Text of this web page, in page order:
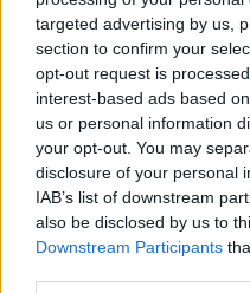
targeted advertising by us,
section to confirm your
opt-out request is
interest-based ads based
us or personal information
your opt-out. You may
disclosure of your personal
IAB’s list of downstream
also be disclosed by us to
Downstream Participants
Το έλλειμμα του
2.746,1 εκατ. ευρώ
Αύγουστο 2022,
τα πετρελαιοειδή
εκατ. ευρώ ή 14,2%, ενώ
και τα πλοία
ευρώ ή 14,8%).
Το 8μηνο εφέτος, η